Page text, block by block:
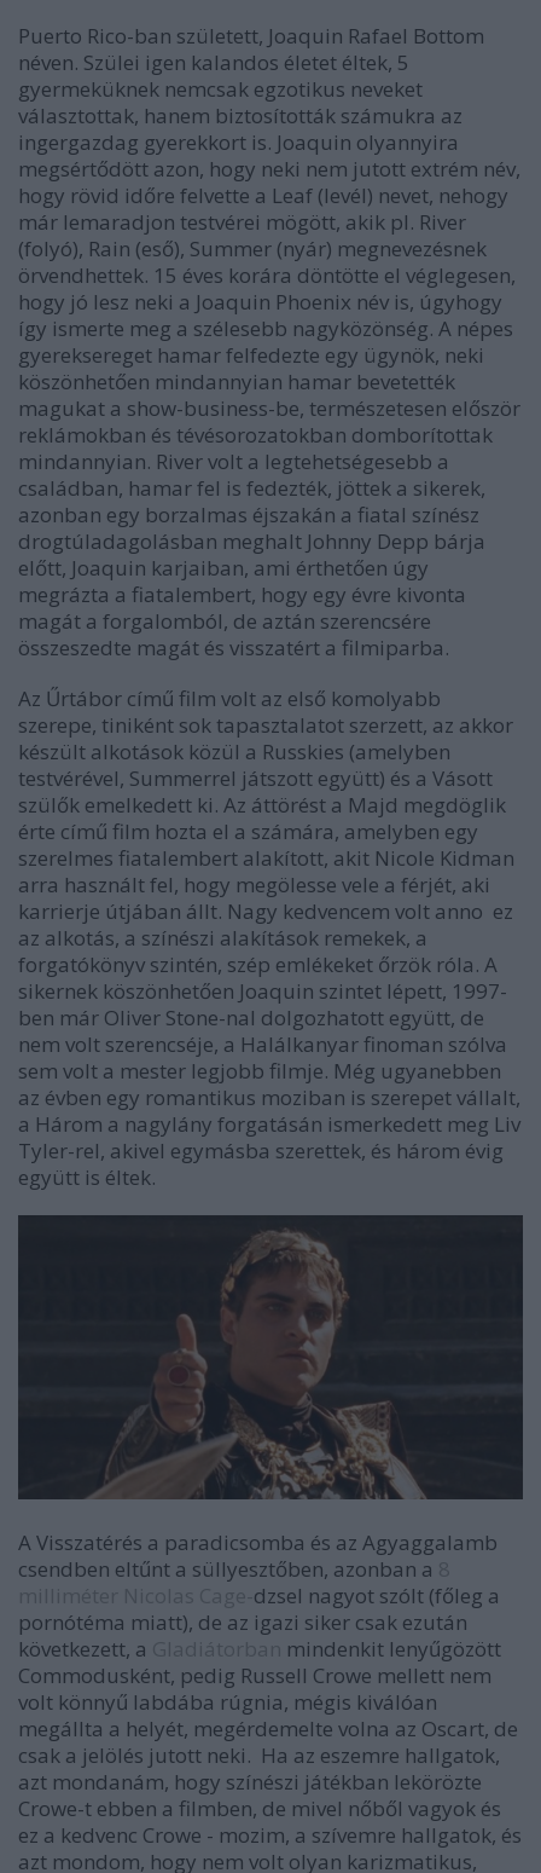
Puerto Rico-ban született, Joaquin Rafael Bottom
néven. Szülei igen kalandos életet éltek, 5
gyermeküknek nemcsak egzotikus neveket
választottak, hanem biztosították számukra az
ingergazdag gyerekkort is. Joaquin olyannyira
megsértődött azon, hogy neki nem jutott extrém név,
hogy rövid időre felvette a Leaf (levél) nevet, nehogy
már lemaradjon testvérei mögött, akik pl. River
(folyó), Rain (eső), Summer (nyár) megnevezésnek
örvendhettek. 15 éves korára döntötte el véglegesen,
hogy jó lesz neki a Joaquin Phoenix név is, úgyhogy
így ismerte meg a szélesebb nagyközönség. A népes
gyereksereget hamar felfedezte egy ügynök, neki
köszönhetően mindannyian hamar bevetették
magukat a show-business-be, természetesen először
reklámokban és tévésorozatokban domborítottak
mindannyian. River volt a legtehetségesebb a
családban, hamar fel is fedezték, jöttek a sikerek,
azonban egy borzalmas éjszakán a fiatal színész
drogtúladagolásban meghalt Johnny Depp bárja
előtt, Joaquin karjaiban, ami érthetően úgy
megrázta a fiatalembert, hogy egy évre kivonta
magát a forgalomból, de aztán szerencsére
összeszedte magát és visszatért a filmiparba.
Az Űrtábor című film volt az első komolyabb
szerepe, tiniként sok tapasztalatot szerzett, az akkor
készült alkotások közül a Russkies (amelyben
testvérével, Summerrel játszott együtt) és a Vásott
szülők emelkedett ki. Az áttörést a Majd megdöglik
érte című film hozta el a számára, amelyben egy
szerelmes fiatalembert alakított, akit Nicole Kidman
arra használt fel, hogy megölesse vele a férjét, aki
karrierje útjában állt. Nagy kedvencem volt anno ez
az alkotás, a színészi alakítások remekek, a
forgatókönyv szintén, szép emlékeket őrzök róla. A
sikernek köszönhetően Joaquin szintet lépett, 1997-
ben már Oliver Stone-nal dolgozhatott együtt, de
nem volt szerencséje, a Halálkanyar finoman szólva
sem volt a mester legjobb filmje. Még ugyanebben
az évben egy romantikus moziban is szerepet vállalt,
a Három a nagylány forgatásán ismerkedett meg Liv
Tyler-rel, akivel egymásba szerettek, és három évig
együtt is éltek.
A Visszatérés a paradicsomba és az Agyaggalamb
csendben eltűnt a süllyesztőben, azonban a
dzsel nagyot szólt (főleg a
pornótéma miatt), de az igazi siker csak ezután
következett, a
mindenkit lenyűgözött
Commodusként, pedig Russell Crowe mellett nem
volt könnyű labdába rúgnia, mégis kiválóan
megállta a helyét, megérdemelte volna az Oscart, de
csak a jelölés jutott neki. Ha az eszemre hallgatok,
azt mondanám, hogy színészi játékban lekörözte
Crowe-t ebben a filmben, de mivel nőből vagyok és
ez a kedvenc Crowe - mozim, a szívemre hallgatok, és
azt mondom, hogy nem volt olyan karizmatikus,